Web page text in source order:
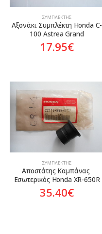
ΣΥΜΠΛΈΚΤΗΣ
Αξονάκι Συμπλέκτη Honda C-
100 Astrea Grand
17.95€
ΣΥΜΠΛΈΚΤΗΣ
Αποστάτης Καμπάνας
Εσωτερικός Honda XR-650R
35.40€